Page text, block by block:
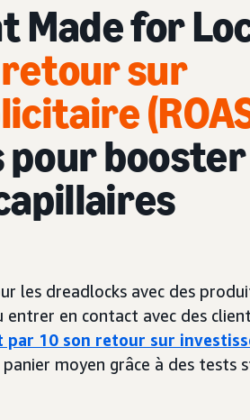
Made for
retour sur
pour
les dreadlocks avec des
entrer en contact avec des
10 son retour sur
moyen grâce à des tests